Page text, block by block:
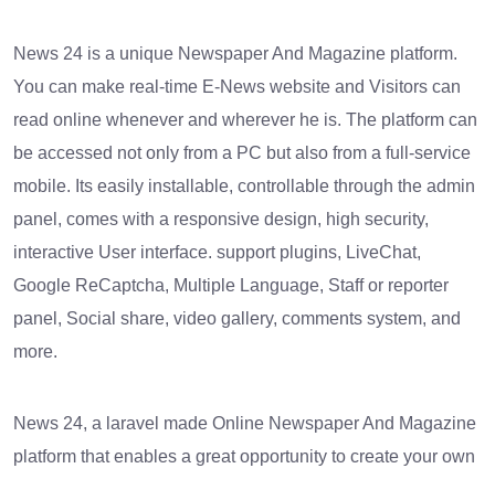
News 24 is a unique Newspaper And Magazine platform.
You can make real-time E-News website and Visitors can
read online whenever and wherever he is. The platform can
be accessed not only from a PC but also from a full-service
mobile. Its easily installable, controllable through the admin
panel, comes with a responsive design, high security,
interactive User interface. support plugins, LiveChat,
Google ReCaptcha, Multiple Language, Staff or reporter
panel, Social share, video gallery, comments system, and
more.
News 24, a laravel made Online Newspaper And Magazine
platform that enables a great opportunity to create your own